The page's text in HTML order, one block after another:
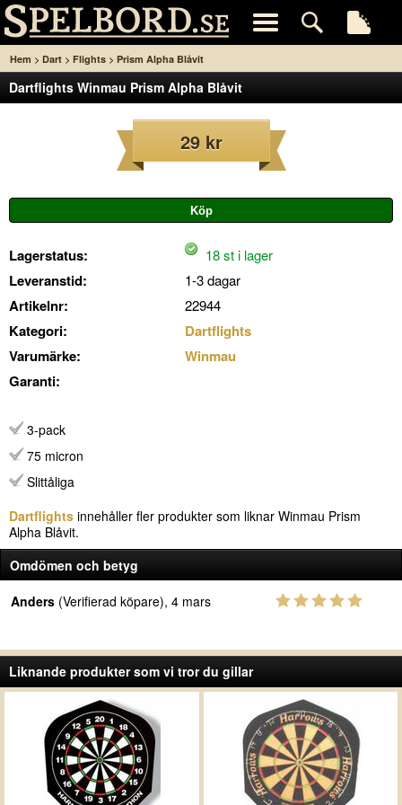
Hem > Dart > Flights > Prism Alpha Blåvit
Dartflights Winmau Prism Alpha Blåvit
29 kr
Lagerstatus: 18 st i lager
Leveranstid: 1-3 dagar
Artikelnr: 22944
Kategori:
Dartflights
Varumärke:
Winmau
Garanti:
3-pack
75 micron
Slittåliga
Dartflights innehåller fler produkter som liknar Winmau Prism
Alpha Blåvit.
Omdömen och betyg
Anders (Verifierad köpare), 4 mars
Liknande produkter som vi tror du gillar